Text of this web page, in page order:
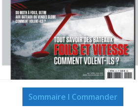
Sommaire I Commander